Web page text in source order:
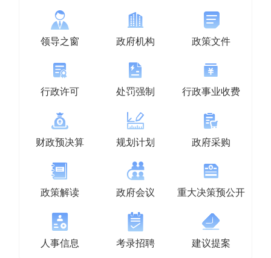
领导之窗 政府机构 政策文件
行政许可 处罚强制 行政事业收费
财政预决算 规划计划 政府采购
政策解读 政府会议 重大决策预公开
人事信息 考录招聘 建议提案